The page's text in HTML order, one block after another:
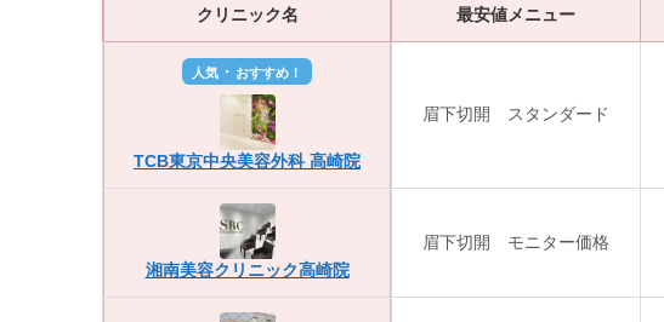
クリニック名 最安値メニュー
人気 ・ おすすめ！
TCB東京中央美容外科 高崎院
眉下切開 スタンダード
湘南美容クリニック高崎院
眉下切開 モニター価格